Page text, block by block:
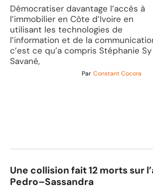
Démocratiser davantage l’accès à
l’immobilier en Côte d’Ivoire en
utilisant les technologies de
l’information et de la
c’est ce qu’a compris Stéphanie Sy
Savané,
Par Constant Cocora
Une collision fait 12 morts sur
Pedro–Sassandra